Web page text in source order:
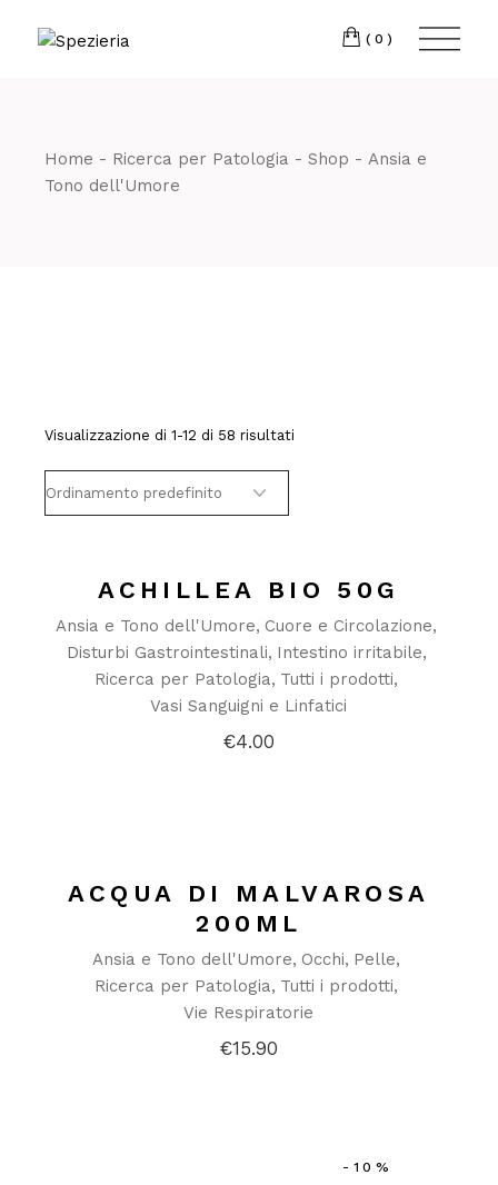
(0)
Home Ricerca per Patologia Shop
Ansia e
Tono dell'Umore
Visualizzazione di 1-12 di 58 risultati
ACHILLEA BIO 50G
Ansia e Tono dell'Umore Cuore e Circolazione
Disturbi Gastrointestinali Intestino irritabile
Ricerca per Patologia Tutti i prodotti
Vasi Sanguigni e Linfatici
€4.00
ACQUA DI MALVAROSA
200ML
Ansia e Tono dell'Umore Occhi Pelle
Ricerca per Patologia Tutti i prodotti
Vie Respiratorie
€15.90
-10%
Telefono